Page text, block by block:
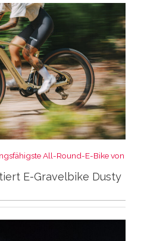
All-Round-E-Bike von
E-Gravelbike Dusty